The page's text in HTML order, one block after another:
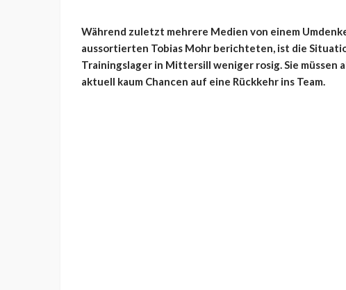
Während zuletzt mehrere Medien von einem
aussortierten Tobias Mohr berichteten, ist die
Trainingslager in Mittersill weniger rosig. Sie
aktuell kaum Chancen auf eine Rückkehr ins Team.